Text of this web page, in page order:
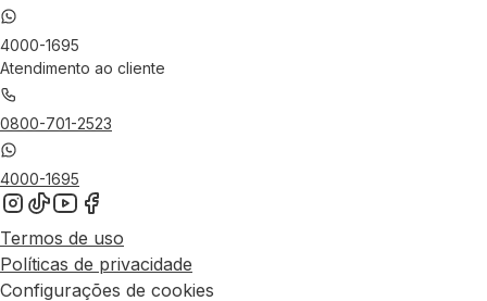
4000-1695
Atendimento ao cliente
0800-701-2523
4000-1695
Termos de uso
Políticas de privacidade
Configurações de cookies